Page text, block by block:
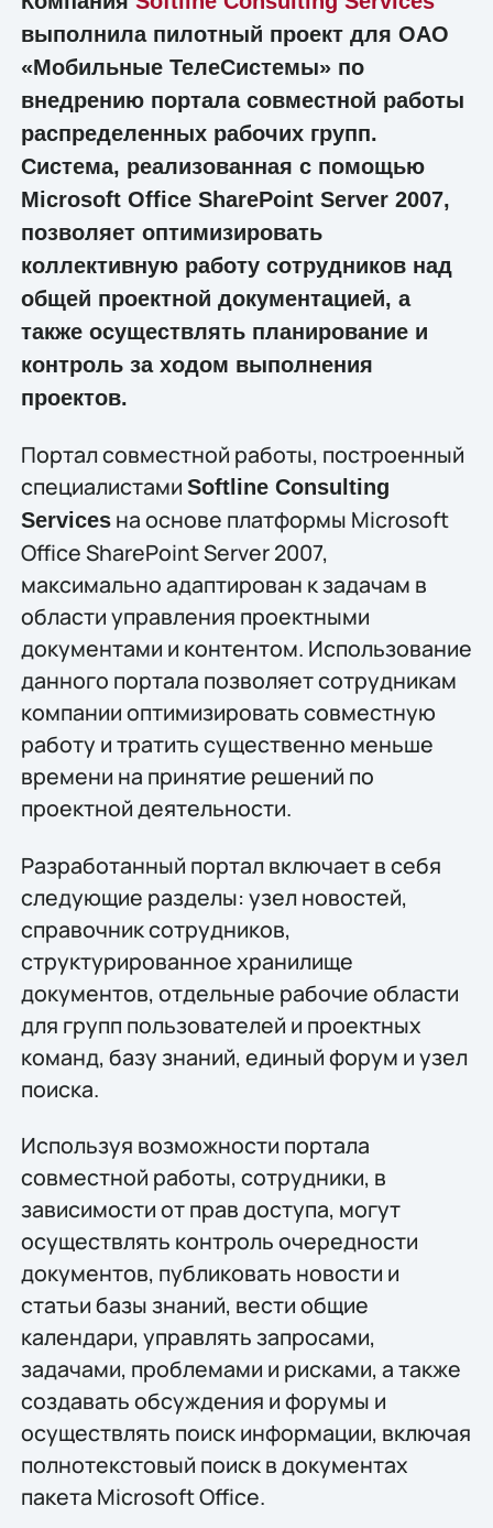
выполнила пилотный проект для ОАО
«Мобильные ТелеСистемы» по
внедрению портала совместной работы
распределенных рабочих групп.
Система, реализованная с помощью
Microsoft Office SharePoint Server 2007,
позволяет оптимизировать
коллективную работу сотрудников над
общей проектной документацией, а
также осуществлять планирование и
контроль за ходом выполнения
проектов.
Портал совместной работы, построенный
специалистами Softline Consulting
Servicesна основе платформы Microsoft
Office SharePoint Server 2007,
максимально адаптирован к задачам в
области управления проектными
документами и контентом. Использование
данного портала позволяет сотрудникам
компании оптимизировать совместную
работу и тратить существенно меньше
времени на принятие решений по
проектной деятельности.
Разработанный портал включает в себя
следующие разделы: узел новостей,
справочник сотрудников,
структурированное хранилище
документов, отдельные рабочие области
для групп пользователей и проектных
команд, базу знаний, единый форум и узел
поиска.
Используя возможности портала
совместной работы, сотрудники, в
зависимости от прав доступа, могут
осуществлять контроль очередности
документов, публиковать новости и
статьи базы знаний, вести общие
календари, управлять запросами,
задачами, проблемами и рисками, а также
создавать обсуждения и форумы и
осуществлять поиск информации, включая
полнотекстовый поиск в документах
пакета Microsoft Office.